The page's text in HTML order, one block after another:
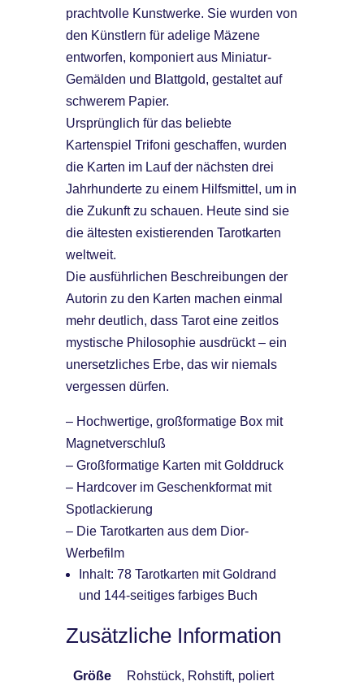
prachtvolle Kunstwerke. Sie wurden von
den Künstlern für adelige Mäzene
entworfen, komponiert aus Miniatur-
Gemälden und Blattgold, gestaltet auf
schwerem Papier.
Ursprünglich für das beliebte
Kartenspiel Trifoni geschaffen, wurden
die Karten im Lauf der nächsten drei
Jahrhunderte zu einem Hilfsmittel, um in
die Zukunft zu schauen. Heute sind sie
die ältesten existierenden Tarotkarten
weltweit.
Die ausführlichen Beschreibungen der
Autorin zu den Karten machen einmal
mehr deutlich, dass Tarot eine zeitlos
mystische Philosophie ausdrückt – ein
unersetzliches Erbe, das wir niemals
vergessen dürfen.
– Hochwertige, großformatige Box mit
Magnetverschluß
– Großformatige Karten mit Golddruck
– Hardcover im Geschenkformat mit
Spotlackierung
– Die Tarotkarten aus dem Dior-
Werbefilm
Inhalt: 78 Tarotkarten mit Goldrand
und 144-seitiges farbiges Buch
Zusätzliche Information
Größe Rohstück, Rohstift, poliert